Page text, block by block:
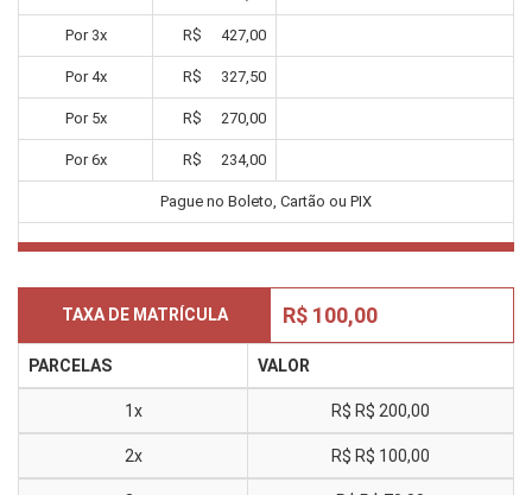
Por 3x R$ 427,00
Por4x R$ 327,50
Por 5x R$ 270,00
Por6x R$ 234,00
Pague no Boleto, Cartão ou PIX
TAXA DE MATRÍCULA R$ 100,00
PARCELAS VALOR
1x R$ R$ 200,00
2x R$ R$ 100,00